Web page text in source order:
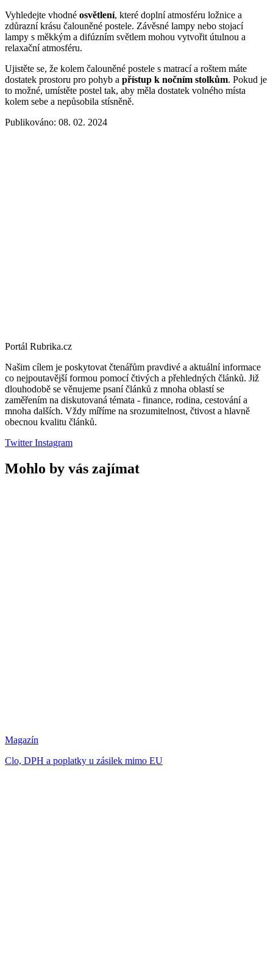
Vyhledejte vhodné osvětlení, které doplní atmosféru ložnice a
zdůrazní krásu čalouněné postele. Závěsné lampy nebo stojací
lampy s měkkým a difúzním světlem mohou vytvořit útulnou a
relaxační atmosféru.
Ujistěte se, že kolem čalouněné postele s matrací a roštem máte
dostatek prostoru pro pohyb a přístup k nočním stolkům. Pokud je
to možné, umístěte postel tak, aby měla dostatek volného místa
kolem sebe a nepůsobila stísněně.
Publikováno: 08. 02. 2024
Portál Rubrika.cz
Našim cílem je poskytovat čtenářům pravdivé a aktuální informace
co nejpoutavější formou pomocí čtivých a přehledných článků. Již
dlouhodobě se věnujeme psaní článků z mnoha oblastí se
zaměřením na diskutovaná témata - finance, rodina, cestování a
mnoha dalších. Vždy míříme na srozumitelnost, čtivost a hlavně
obecnou kvalitu článků.
TwitterInstagram
Mohlo by vás zajímat
Magazín
Clo, DPH a poplatky u zásilek mimo EU